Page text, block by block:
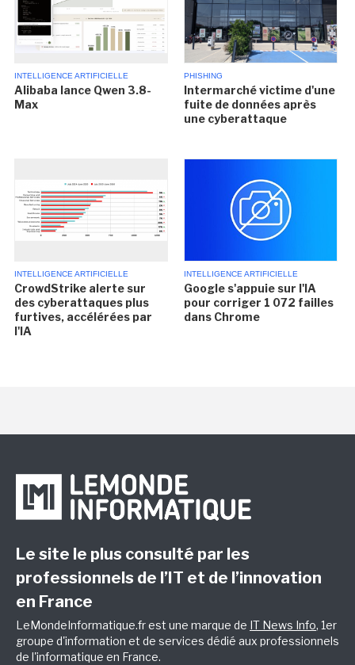
INTELLIGENCE ARTIFICIELLE
Alibaba lance Qwen 3.8-
Max
PHISHING
Intermarché victime d'une
fuite de données après
une cyberattaque
INTELLIGENCE ARTIFICIELLE
CrowdStrike alerte sur
des cyberattaques plus
furtives, accélérées par
l'IA
INTELLIGENCE ARTIFICIELLE
Google s'appuie sur l'IA
pour corriger 1 072 failles
dans Chrome
Le site le plus consulté par les
professionnels de l’IT et de l’innovation
en France
LeMondeInformatique.fr est une marque de IT News Info, 1er
groupe d'information et de services dédié aux professionnels
de l'informatique en France.